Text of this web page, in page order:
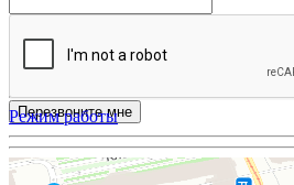
Режим работы